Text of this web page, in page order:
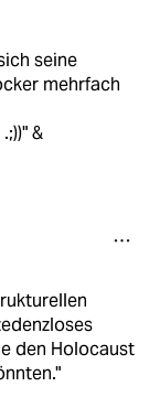
seine
mehrfach
&
den Holocaust